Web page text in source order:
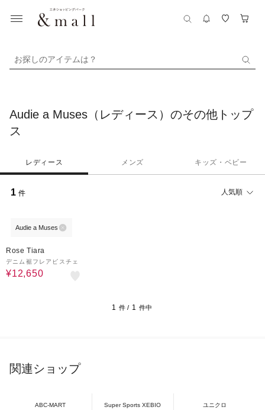
お探しのアイテムは？
Audie a Muses（レディース）のその他トップ
ス
レディース メンズ キッズ・ベビー
1 件 人気順
Audie a Muses
Rose Tiara
デニム裾フレアビスチェ
¥12,650
1 件 / 1 件中
関連ショップ
ABC-MART
Super Sports XEBIO
ユニクロ